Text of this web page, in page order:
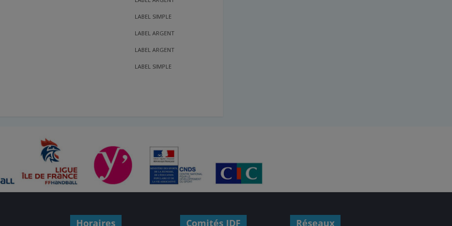
LABEL SIMPLE
LABEL ARGENT
LABEL ARGENT
LABEL SIMPLE
Horaires Comités IDF Réseaux